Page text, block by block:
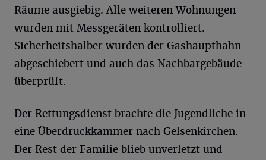
Räume ausgiebig. Alle weiteren Wohnungen
wurden mit Messgeräten kontrolliert.
Sicherheitshalber wurden der Gashaupthahn
abgeschiebert und auch das Nachbargebäude
überprüft.
Der Rettungsdienst brachte die Jugendliche in
eine Überdruckkammer nach Gelsenkirchen.
Der Rest der Familie blieb unverletzt und